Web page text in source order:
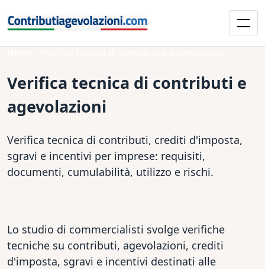
Verifica tecnica di contributi e
agevolazioni
Verifica tecnica di contributi, crediti d'imposta,
sgravi e incentivi per imprese: requisiti,
documenti, cumulabilità, utilizzo e rischi.
Lo studio di commercialisti svolge verifiche
tecniche su contributi, agevolazioni, crediti
d'imposta, sgravi e incentivi destinati alle